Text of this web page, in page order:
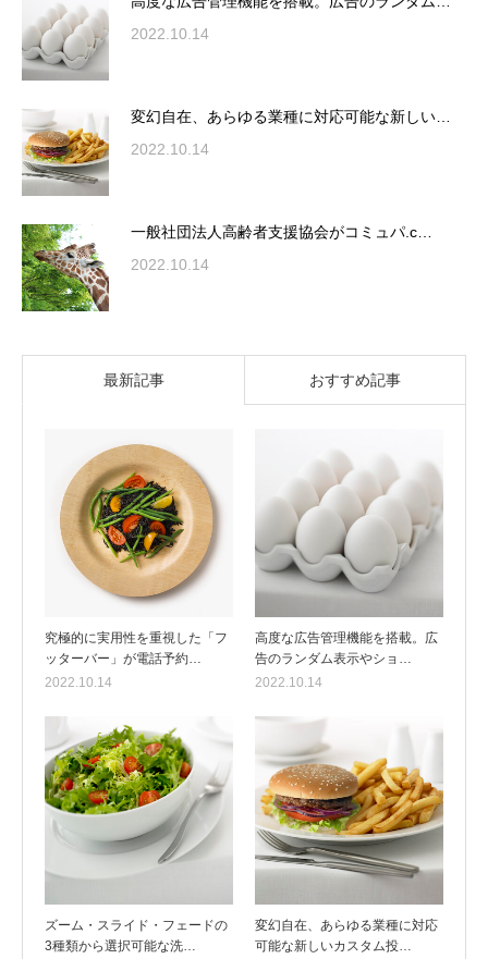
2022.10.14
変幻自在、あらゆる業種に対応可能な新しい…
2022.10.14
一般社団法人高齢者支援協会がコミュパ.c…
2022.10.14
最新記事 おすすめ記事
究極的に実用性を重視した「フ
ッターバー」が電話予約…
2022.10.14
高度な広告管理機能を搭載。広
告のランダム表示やショ…
2022.10.14
ズーム・スライド・フェードの
3種類から選択可能な洗…
変幻自在、あらゆる業種に対応
可能な新しいカスタム投…